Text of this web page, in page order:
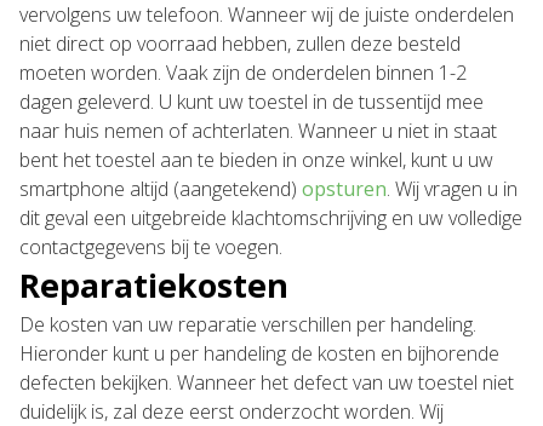
vervolgens uw telefoon. Wanneer wij de juiste onderdelen
niet direct op voorraad hebben, zullen deze besteld
moeten worden. Vaak zijn de onderdelen binnen 1-2
dagen geleverd. U kunt uw toestel in de tussentijd mee
naar huis nemen of achterlaten. Wanneer u niet in staat
bent het toestel aan te bieden in onze winkel, kunt u uw
smartphone altijd (aangetekend) opsturen. Wij vragen u in
dit geval een uitgebreide klachtomschrijving en uw volledige
contactgegevens bij te voegen.
Reparatiekosten
De kosten van uw reparatie verschillen per handeling.
Hieronder kunt u per handeling de kosten en bijhorende
defecten bekijken. Wanneer het defect van uw toestel niet
duidelijk is, zal deze eerst onderzocht worden. Wij